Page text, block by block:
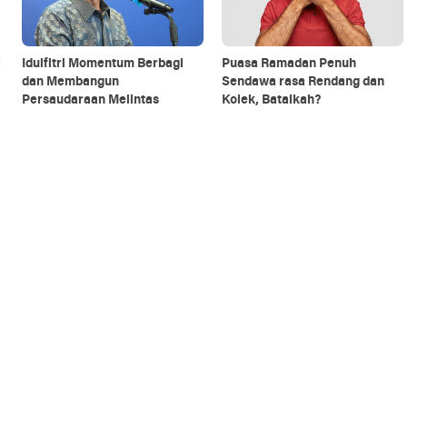
Idulfitri Momentum Berbagi
dan Membangun
Persaudaraan Melintas
Puasa Ramadan Penuh
Sendawa rasa Rendang dan
Kolek, Batalkah?